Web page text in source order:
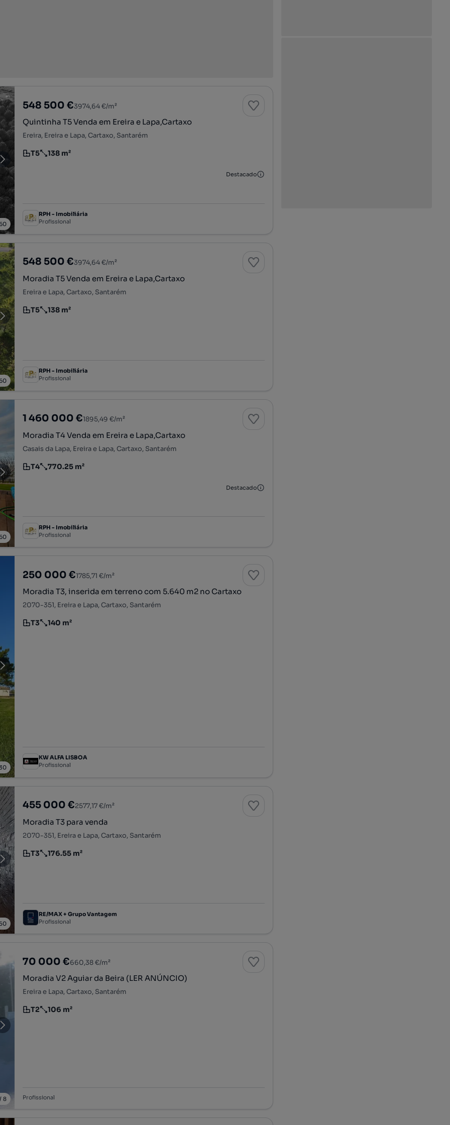
548 500 €3974,64 €/m²
Quintinha T5 Venda em Ereira e Lapa,Cartaxo
Ereira, Ereira e Lapa, Cartaxo, Santarém
Tipologia
T5
Preço por metro quadrado
138 m²
Destacado
RPH - Imobiliária
Profissional
548 500 €3974,64 €/m²
Moradia T5 Venda em Ereira e Lapa,Cartaxo
Ereira e Lapa, Cartaxo, Santarém
Tipologia
T5
Preço por metro quadrado
138 m²
RPH - Imobiliária
Profissional
1 460 000 €1895,49 €/m²
Moradia T4 Venda em Ereira e Lapa,Cartaxo
Casais da Lapa, Ereira e Lapa, Cartaxo, Santarém
Tipologia
T4
Preço por metro quadrado
770.25 m²
Destacado
RPH - Imobiliária
Profissional
250 000 €1785,71 €/m²
Moradia T3, inserida em terreno com 5.640 m2 no Cartaxo
2070-351, Ereira e Lapa, Cartaxo, Santarém
Tipologia
T3
Preço por metro quadrado
140 m²
KW ALFA LISBOA
Profissional
455 000 €2577,17 €/m²
Moradia T3 para venda
2070-351, Ereira e Lapa, Cartaxo, Santarém
Tipologia
T3
Preço por metro quadrado
176.55 m²
RE/MAX + Grupo Vantagem
Profissional
8
70 000 €660,38 €/m²
Moradia V2 Aguiar da Beira (LER ANÚNCIO)
Ereira e Lapa, Cartaxo, Santarém
Tipologia
T2
Preço por metro quadrado
106 m²
Profissional